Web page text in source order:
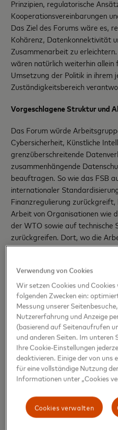
Prinzipien, regulatorische
Kooperationsvereinbarungen
Das Ziel des Forums wäre es,
Kohärenz, Datenkonnektivität
Zusammenarbeit zu
wären natürlich weiterhin allein
Umsetzung der Politik in ihrem
Zuständigkeitsbereich
Vorgeschlagene Struktur und
Das Forum würde
Cybersicherheit, Künstliche
grenzüberschreitende
zusammenhängende
beauftragen. So wie das FSB
internationaler
Finanzregulierung
Arbeit von Organisationen wie
der WTO sowie auf technische
zurückgreifen. Dort, wo die
internationalen Gremien
Fragen im Zusammenhang mit
würde das Forum über
verfügen, um
vermeiden.
Das Forum würde den
bieten, politische
Wirtschaft betreffen, aus
branchenübergreifenden
das Forum würden die
Prozesse verfolgen. Wie das
Arbeitsgruppen beauftragen,
Verwendung von Cookies
Wir setzen Cookies und
folgenden Zwecken ein:
Messung unserer
Nutzererfahrung und Anzeige
(basierend auf Seitenaufrufen
und anderen Seiten. Im unteren
Ihre Cookie-Einstellungen
deaktivieren. Einige der von uns
für eine vollständige Nutzung
Informationen unter „Cookies
Cookies verwalten